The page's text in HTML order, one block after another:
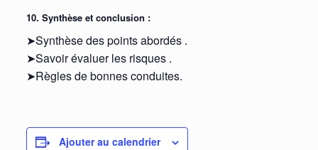
10. Synthèse et conclusion :
➤Synthèse des points abordés .
➤Savoir évaluer les risques .
➤Règles de bonnes conduites.
Ajouter au calendrier